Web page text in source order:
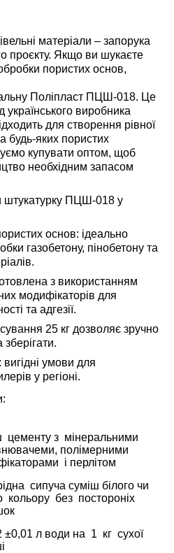
матеріали – запорука
проєкту. Якщо ви шукаєте
пористих основ,
Поліпласт ПЦШ-018. Це
українського виробника
для створення рівної
будь-яких пористих
купувати оптом, щоб
необхідним запасом
штукатурку ПЦШ-018 у
основ: ідеально
газобетону, пінобетону та
з використанням
модифікаторів для
та адгезії.
25 кг дозволяє зручно
вигідні умови для
у регіоні.
цементу з мінеральними
полімерними
і перлітом
сипуча суміш білого чи
кольору без постороніх
±0,01 л води на 1 кг сухої